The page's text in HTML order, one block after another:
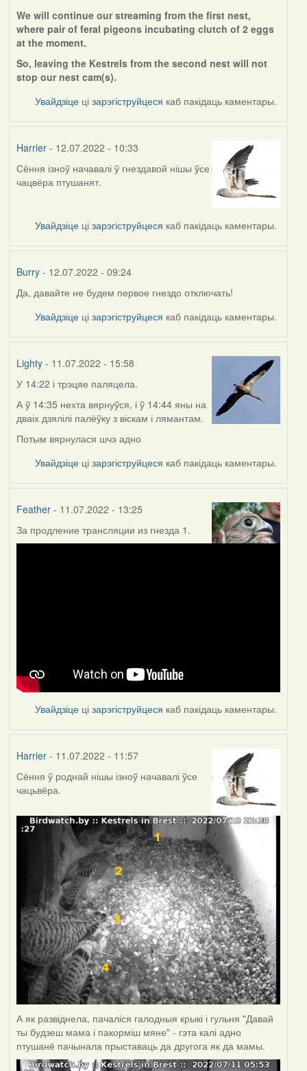
We will continue our streaming from the first nest,
where pair of feral pigeons incubating clutch of 2 eggs
at the moment.
So, leaving the Kestrels from the second nest will not
stop our nest cam(s).
Увайдзіце цізарэгіструйцеся каб пакідаць каментары.
Harrier- 12.07.2022 - 10:33
Сёння ізноў начавалі ў гнездавой нішы ўсе
чацвёра птушанят.
Увайдзіце цізарэгіструйцеся каб пакідаць каментары.
Burry- 12.07.2022 - 09:24
Да, давайте не будем первое гнездо отключать!
Увайдзіце цізарэгіструйцеся каб пакідаць каментары.
Lighty- 11.07.2022 - 15:58
У 14:22 і трэцяе паляцела.
А ў 14:35 нехта вярнуўся, і ў 14:44 яны на
дваіх дзялілі палёўку з віскам і лямантам.
Потым вярнулася шчэ адно
Увайдзіце цізарэгіструйцеся каб пакідаць каментары.
Feather- 11.07.2022 - 13:25
За продление трансляции из гнезда 1.
Увайдзіце цізарэгіструйцеся каб пакідаць каментары.
Harrier- 11.07.2022 - 11:57
Сёння ў роднай нішы ізноў начавалі ўсе
чацьвёра.
А як развіднела, пачаліся галодныя крыкі і гульня "Давай
ты будзеш мама і пакорміш мяне" - гэта калі адно
птушанё пачынала прыставаць да другога як да мамы.